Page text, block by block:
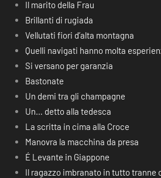
Il marito della Frau
Brillanti di rugiada
Vellutati fiori d’alta montagna
Quelli navigati hanno molta
Si versano per garanzia
Bastonate
Un demi tra gli champagne
Un… detto alla tedesca
La scritta in cima alla Croce
Manovra la macchina da presa
É Levante in Giappone
Il ragazzo imbranato in tutto tranne